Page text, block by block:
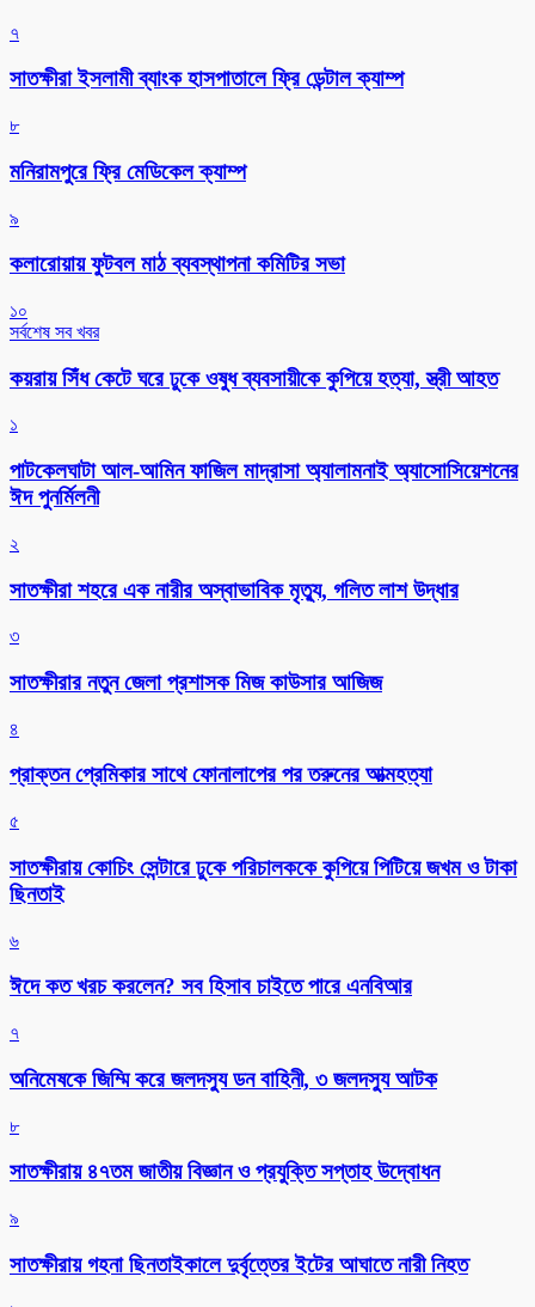
৭
সাতক্ষীরা ইসলামী ব্যাংক হাসপাতালে ফ্রি ডেন্টাল ক্যাম্প
৮
মনিরামপুরে ফ্রি মেডিকেল ক্যাম্প
৯
কলারোয়ায় ফুটবল মাঠ ব্যবস্থাপনা কমিটির সভা
১০
সর্বশেষ সব খবর
কয়রায় সিঁধ কেটে ঘরে ঢুকে ওষুধ ব্যবসায়ীকে কুপিয়ে হত্যা, স্ত্রী আহত
১
পাটকেলঘাটা আল-আমিন ফাজিল মাদ্রাসা অ্যালামনাই অ্যাসোসিয়েশনের
ঈদ পুনর্মিলনী
২
সাতক্ষীরা শহরে এক নারীর অস্বাভাবিক মৃত্যু, গলিত লাশ উদ্ধার
৩
সাতক্ষীরার নতুন জেলা প্রশাসক মিজ কাউসার আজিজ
৪
প্রাক্তন প্রেমিকার সাথে ফোনালাপের পর তরুনের আত্মহত্যা
৫
সাতক্ষীরায় কোচিং সেন্টারে ঢুকে পরিচালককে কুপিয়ে পিটিয়ে জখম ও টাকা
ছিনতাই
৬
ঈদে কত খরচ করলেন? সব হিসাব চাইতে পারে এনবিআর
৭
অনিমেষকে জিম্মি করে জলদস্যু ডন বাহিনী, ৩ জলদস্যু আটক
৮
সাতক্ষীরায় ৪৭তম জাতীয় বিজ্ঞান ও প্রযুক্তি সপ্তাহ উদ্বোধন
৯
সাতক্ষীরায় গহনা ছিনতাইকালে দুর্বৃত্তের ইটের আঘাতে নারী নিহত